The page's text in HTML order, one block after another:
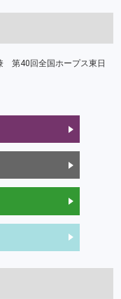
第40回全国ホープス東日